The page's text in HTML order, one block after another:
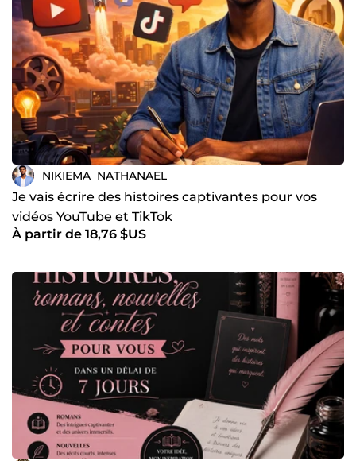
NIKIEMA_NATHANAEL
Je vais écrire des histoires captivantes pour vos
vidéos YouTube et TikTok
À partir de 18,76 $US